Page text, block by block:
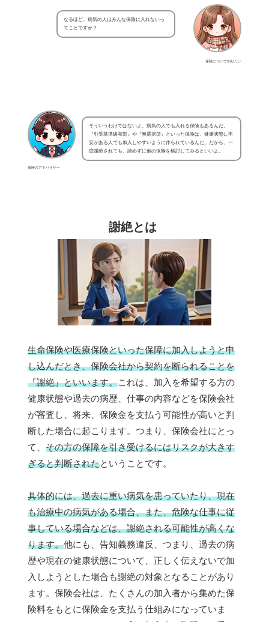
保険について知りたい
なるほど。病気の人はみんな保険に入れないっ
てことですか？
保険のアドバイザー
そういうわけではないよ。病気の人でも入れる保険もあるんだ。
『引受基準緩和型』や『無選択型』といった保険は、健康状態に不
安がある人でも加入しやすいように作られているんだ。だから、一
度謝絶されても、諦めずに他の保険を検討してみるといいよ。
謝絶とは
生命保険や医療保険といった保障に加入しようと申
し込んだとき、保険会社から契約を断られることを
『謝絶』といいます。これは、加入を希望する方の
健康状態や過去の病歴、仕事の内容などを保険会社
が審査し、将来、保険金を支払う可能性が高いと判
断した場合に起こります。つまり、保険会社にとっ
て、 その方の保障を引き受けるにはリスクが大きす
ぎると判断されたということです。
具体的には、過去に重い病気を患っていたり、現在
も治療中の病気がある場合、また、危険な仕事に従
事している場合などは、謝絶される可能性が高くな
ります。他にも、告知義務違反、つまり、過去の病
歴や現在の健康状態について、正しく伝えないで加
入しようとした場合も謝絶の対象となることがあり
ます。保険会社は、たくさんの加入者から集めた保
険料をもとに保険金を支払う仕組みになっていま